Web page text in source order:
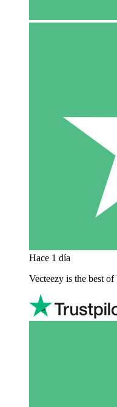
Hace 1 día
Vecteezy is the best of